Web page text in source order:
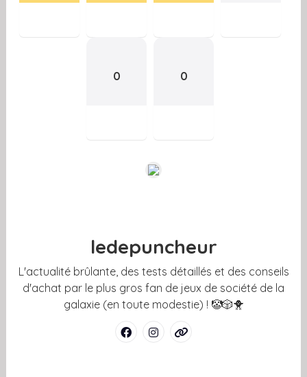
0 0
ledepuncheur
L'actualité brûlante, des tests détaillés et des conseils
d'achat par le plus gros fan de jeux de société de la
galaxie (en toute modestie) ! 🤡🎲🐥